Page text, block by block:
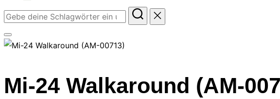
Suchen
Seitenleiste
umschalten
Mi-24 Walkaround (AM-